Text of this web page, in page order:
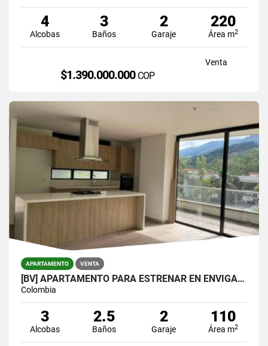
4
Alcobas
3
Baños
2
Garaje
220
Área m2
Venta
$1.390.000.000 COP
APARTAMENTO VENTA
[BV] APARTAMENTO PARA ESTRENAR EN ENVIGADO, PARTE BAJA DEL ESCOBERO
Colombia
3
Alcobas
2.5
Baños
2
Garaje
110
Área m2